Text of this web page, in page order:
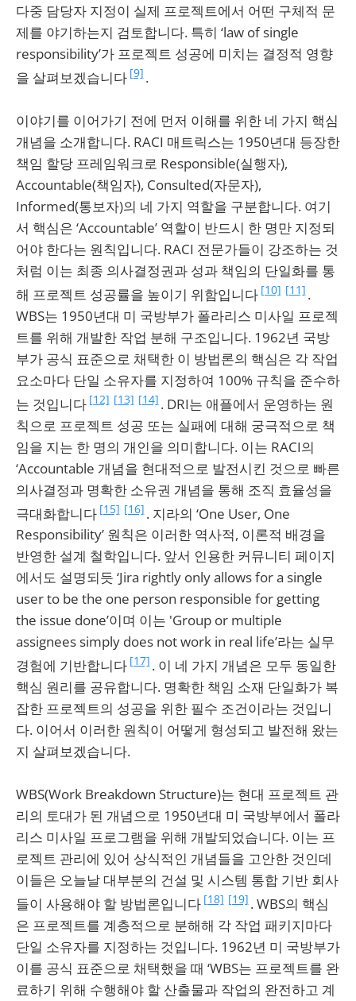
다중 담당자 지정이 실제 프로젝트에서 어떤 구체적 문
제를 야기하는지 검토합니다. 특히 ‘law of single
responsibility’가 프로젝트 성공에 미치는 결정적 영향
을 살펴보겠습니다 [9] .
이야기를 이어가기 전에 먼저 이해를 위한 네 가지 핵심
개념을 소개합니다. RACI 매트릭스는 1950년대 등장한
책임 할당 프레임워크로 Responsible(실행자),
Accountable(책임자), Consulted(자문자),
Informed(통보자)의 네 가지 역할을 구분합니다. 여기
서 핵심은 ‘Accountable’ 역할이 반드시 한 명만 지정되
어야 한다는 원칙입니다. RACI 전문가들이 강조하는 것
처럼 이는 최종 의사결정권과 성과 책임의 단일화를 통
해 프로젝트 성공률을 높이기 위함입니다 [10] [11] .
WBS는 1950년대 미 국방부가 폴라리스 미사일 프로젝
트를 위해 개발한 작업 분해 구조입니다. 1962년 국방
부가 공식 표준으로 채택한 이 방법론의 핵심은 각 작업
요소마다 단일 소유자를 지정하여 100% 규칙을 준수하
는 것입니다 [12] [13] [14] . DRI는 애플에서 운영하는 원
칙으로 프로젝트 성공 또는 실패에 대해 궁극적으로 책
임을 지는 한 명의 개인을 의미합니다. 이는 RACI의
‘Accountable 개념을 현대적으로 발전시킨 것으로 빠른
의사결정과 명확한 소유권 개념을 통해 조직 효율성을
극대화합니다 [15] [16] . 지라의 ‘One User, One
Responsibility’ 원칙은 이러한 역사적, 이론적 배경을
반영한 설계 철학입니다. 앞서 인용한 커뮤니티 페이지
에서도 설명되듯 ‘Jira rightly only allows for a single
user to be the one person responsible for getting
the issue done’이며 이는 'Group or multiple
assignees simply does not work in real life’라는 실무
경험에 기반합니다 [17] . 이 네 가지 개념은 모두 동일한
핵심 원리를 공유합니다. 명확한 책임 소재 단일화가 복
잡한 프로젝트의 성공을 위한 필수 조건이라는 것입니
다. 이어서 이러한 원칙이 어떻게 형성되고 발전해 왔는
지 살펴보겠습니다.
WBS(Work Breakdown Structure)는 현대 프로젝트 관
리의 토대가 된 개념으로 1950년대 미 국방부에서 폴라
리스 미사일 프로그램을 위해 개발되었습니다. 이는 프
로젝트 관리에 있어 상식적인 개념들을 고안한 것인데
이들은 오늘날 대부분의 건설 및 시스템 통합 기반 회사
들이 사용해야 할 방법론입니다 [18] [19] . WBS의 핵심
은 프로젝트를 계층적으로 분해해 각 작업 패키지마다
단일 소유자를 지정하는 것입니다. 1962년 미 국방부가
이를 공식 표준으로 채택했을 때 ‘WBS는 프로젝트를 완
료하기 위해 수행해야 할 산출물과 작업의 완전하고 계